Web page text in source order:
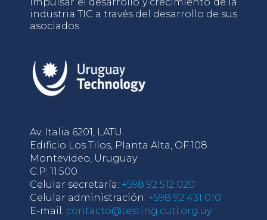
industria TIC a través del desarrollo de sus
asociados.
Av. Italia 6201, LATU
Edificio Los Tilos, Planta Alta, OF.108
Montevideo, Uruguay
C.P: 11.500
Celular secretaría: +598 92 512 020
Celular administración: +598 92 431 010
E-mail: contacto@testing.cuti.org.uy